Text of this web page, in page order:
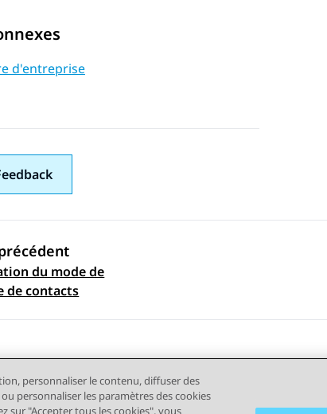
d'entreprise
par sujet
du mode de
de contacts
personnaliser le contenu, diffuser des
personnaliser les paramètres des cookies
sur "Accepter tous les cookies", vous